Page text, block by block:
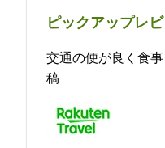
ピックアップレ
交通の便が良く食事も美味
稿